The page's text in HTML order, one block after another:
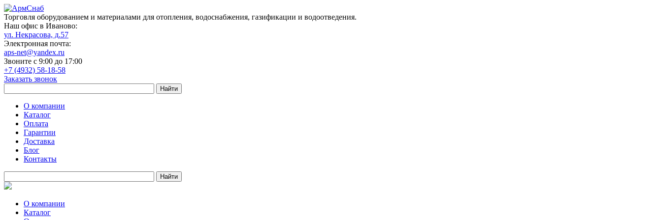
Торговля оборудованием и материалами для отопления, водоснабжения, газификации и водоотведения.
Наш офис в Иваново:
ул. Некрасова, д.57
Электронная почта:
aps-net@yandex.ru
Звоните с 9:00 до 17:00
+7 (4932) 58-18-58
Заказать звонок
О компании
Каталог
Оплата
Гарантии
Доставка
Блог
Контакты
О компании
Каталог